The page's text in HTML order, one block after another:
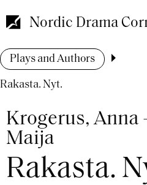
to
main
Nordic Drama
Breadcrumb
Plays and Authors
Rakasta. Nyt.
Krogerus, Anna
Maija
Rakasta.